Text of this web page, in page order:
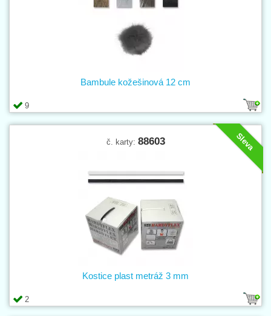
9
Bambule kožešinová 12 cm
Sleva
č. karty: 88603
2
Kostice plast metráž 3 mm